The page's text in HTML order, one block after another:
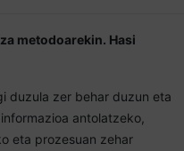
metodoarekin. Hasi
duzula zer behar duzun eta
antolatzeko,
eta prozesuan zehar